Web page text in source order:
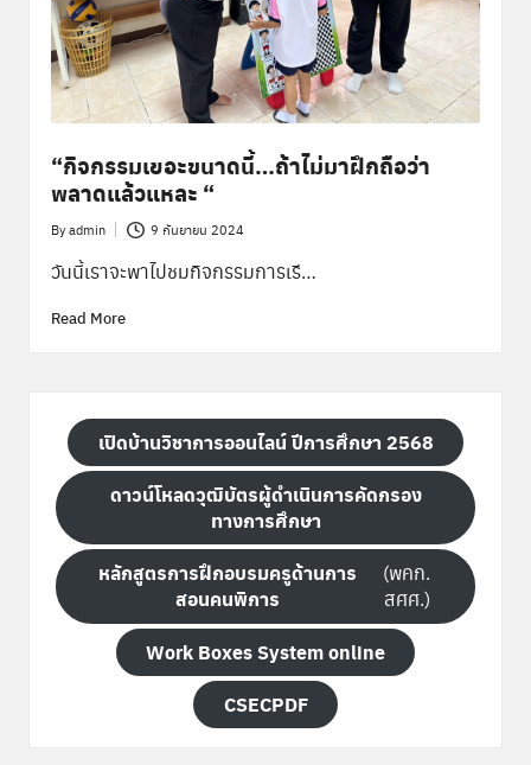
ศ
ษ
ส่
“กิจกรรมเยอะขนาดนี้…ถ้าไม่มาฝึกถือว่า
พลาดแล้วแหละ “
Posted
by
Byadmin 9 กันยายน 2024
วันนี้เราจะพาไปชมกิจกรรมการเรี…
Read More
เปิดบ้านวิชาการออนไลน์ ปีการศึกษา 2568
ดาวน์โหลดวุฒิบัตรผู้ดำเนินการคัดกรอง
ทางการศึกษา
หลักสูตรการฝึกอบรมครูด้านการ
สอนคนพิการ
(พคก.
สศศ.)
Work Boxes System online
CSECPDF